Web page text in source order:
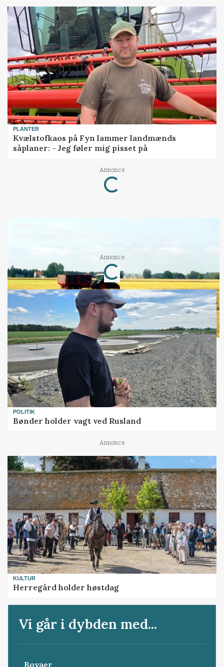
PLANTER
Kvælstofkaos på Fyn lammer landmænds
såplaner: - Jeg føler mig pisset på
Annonce
Loading...
Annonce
Loading...
POLITIK
Bønder holder vagt ved Rusland
Annonce
KULTUR
Herregård holder høstdag
Vi går i dybden med...
Bovaer